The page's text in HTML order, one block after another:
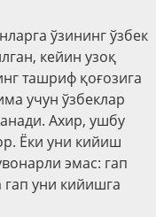
ўзининг ўзбек
кейин узоқ
ташриф қоғозига
учун ўзбеклар
Ахир, ушбу
Ёки уни кийиш
эмас: гап
уни кийишга